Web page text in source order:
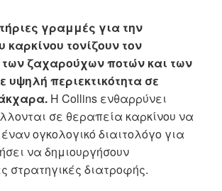
γραμμές για την
τονίζουν τον
των ζαχαρούχων ποτών και των
υψηλή περιεκτικότητα σε
Η Collins ενθαρρύνει
σε θεραπεία καρκίνου να
ογκολογικό διαιτολόγο για
να δημιουργήσουν
στρατηγικές διατροφής.